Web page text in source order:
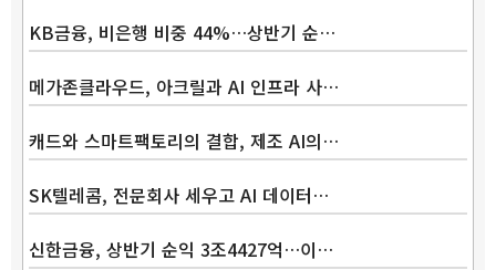
KB금융, 비은행 비중 44%…상반기 순…
메가존클라우드, 아크릴과 AI 인프라 사…
캐드와 스마트팩토리의 결합, 제조 AI의…
SK텔레콤, 전문회사 세우고 AI 데이터…
신한금융, 상반기 순익 3조4427억…이…